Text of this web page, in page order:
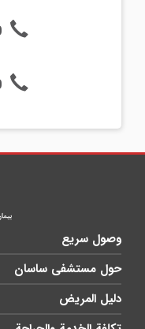
وصول سريع
حول مستشفى ساسان
دليل المريض